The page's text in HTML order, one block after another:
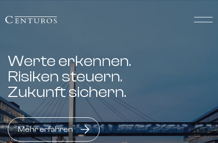
Werte erkennen.
Risiken steuern.
Zukunft sichern.
Mehr erfahren